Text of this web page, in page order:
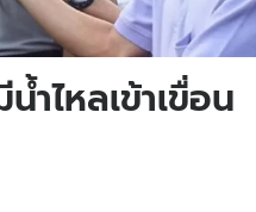
ำไหลเข้าเขื่อน